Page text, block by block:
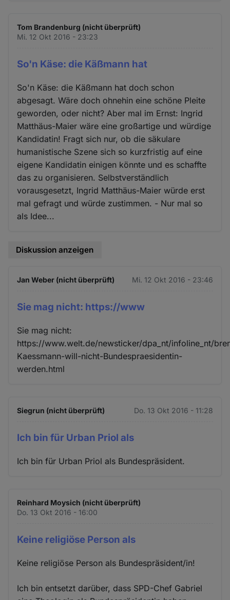
Tom Brandenburg (nicht überprüft)
Mi. 12 Okt 2016 - 23:23
So'n Käse: die Käßmann hat
So'n Käse: die Käßmann hat doch schon
abgesagt. Wäre doch ohnehin eine schöne Pleite
geworden, oder nicht? Aber mal im Ernst: Ingrid
Matthäus-Maier wäre eine großartige und würdige
Kandidatin! Fragt sich nur, ob die säkulare
humanistische Szene sich so kurzfristig auf eine
eigene Kandidatin einigen könnte und es schaffte
das zu organisieren. Selbstverständlich
vorausgesetzt, Ingrid Matthäus-Maier würde erst
mal gefragt und würde zustimmen. - Nur mal so
als Idee...
Diskussion anzeigen
Jan Weber (nicht überprüft) Mi. 12 Okt 2016 - 23:46
Sie mag nicht: https://www
Sie mag nicht:
https://www.welt.de/newsticker/dpa_nt/infoline_nt/
Kaessmann-will-nicht-Bundespraesidentin-
werden.html
Siegrun (nicht überprüft) Do. 13 Okt 2016 - 11:28
Ich bin für Urban Priol als
Ich bin für Urban Priol als Bundespräsident.
Reinhard Moysich (nicht überprüft)
Do. 13 Okt 2016 - 16:00
Keine religiöse Person als
Keine religiöse Person als Bundespräsident/in!
Ich bin entsetzt darüber, dass SPD-Chef Gabriel